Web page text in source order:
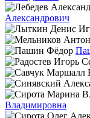
Александрович
Владимировна